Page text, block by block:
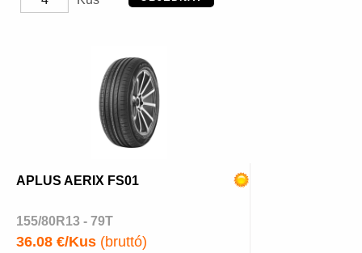
APLUS AERIX FS01
155/80R13 - 79T
36.08 €/Kus (bruttó)